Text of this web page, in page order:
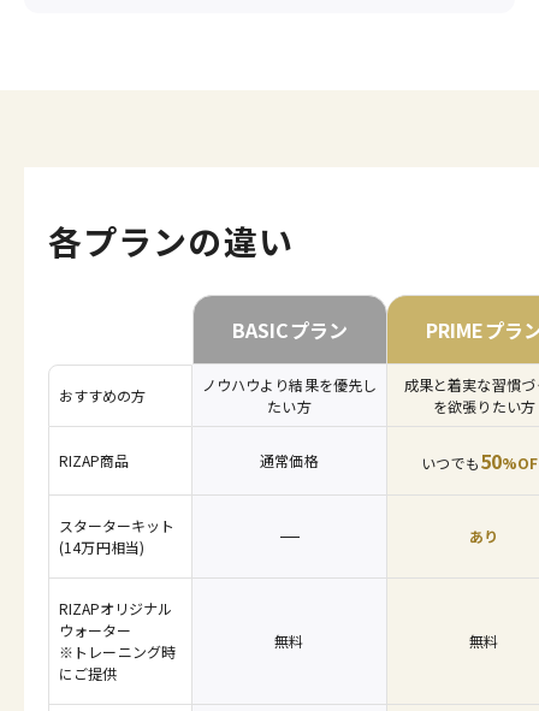
各プランの違い
BASICプラン PRIMEプラ
おすすめの方
ノウハウより結果を優先し
たい方
成果と着実な習慣
を欲張りたい方
RIZAP商品 通常価格 いつでも50
スターターキット
(14万円相当)
あり
RIZAPオリジナル
ウォーター
※トレーニング時
にご提供
無料 無料